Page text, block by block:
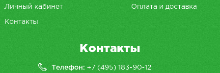
Личный кабинет Оплата и доставка
Контакты
Контакты
Телефон: +7 (495) 183-90-12